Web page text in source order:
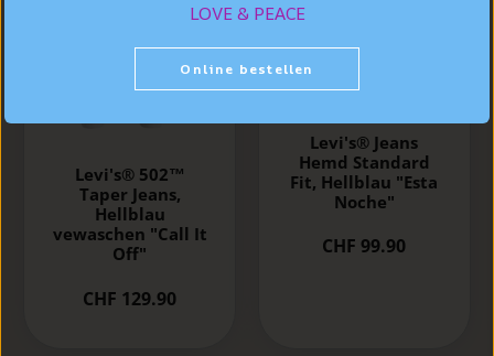
Levi's® 502™
Taper Jeans,
Hellblau
vewaschen "Call It
Off"
CHF 129.90
Levi's® Jeans
Hemd Standard
Fit, Hellblau "Esta
Noche"
CHF 99.90
LOVE & PEACE
Online bestellen